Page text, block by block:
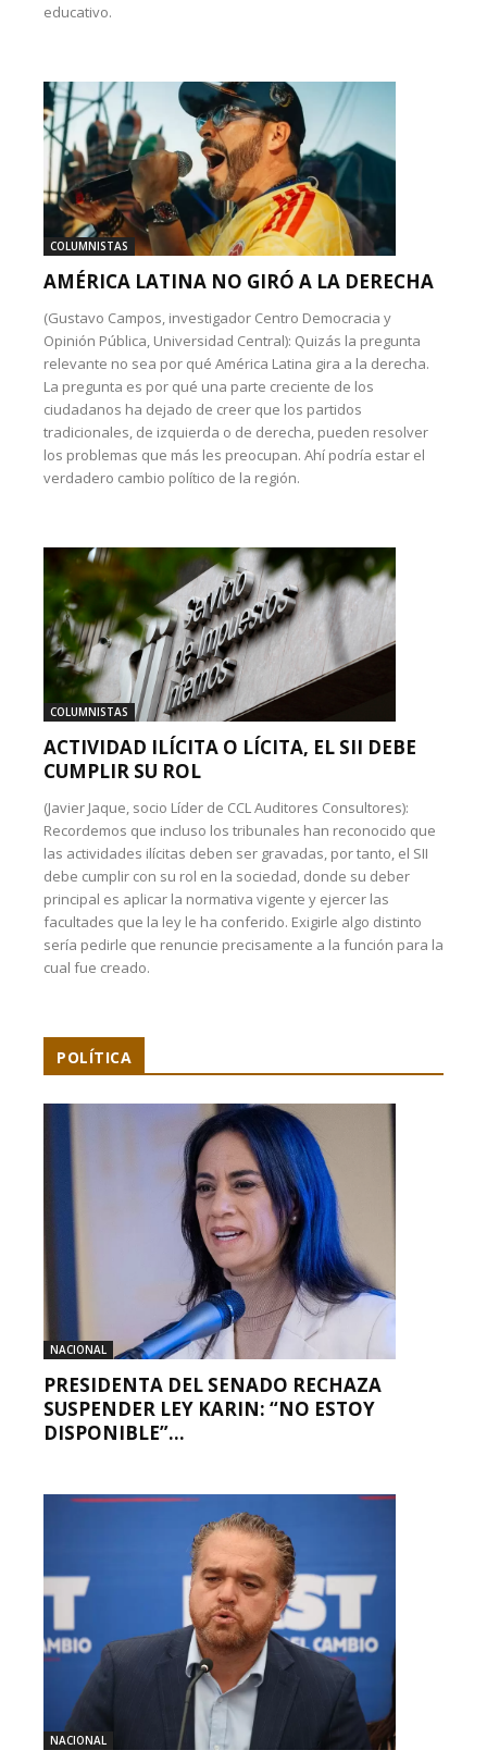
educativo.
COLUMNISTAS
AMÉRICA LATINA NO GIRÓ A LA DERECHA
(Gustavo Campos, investigador Centro Democracia y
Opinión Pública, Universidad Central): Quizás la pregunta
relevante no sea por qué América Latina gira a la derecha.
La pregunta es por qué una parte creciente de los
ciudadanos ha dejado de creer que los partidos
tradicionales, de izquierda o de derecha, pueden resolver
los problemas que más les preocupan. Ahí podría estar el
verdadero cambio político de la región.
COLUMNISTAS
ACTIVIDAD ILÍCITA O LÍCITA, EL SII DEBE
CUMPLIR SU ROL
(Javier Jaque, socio Líder de CCL Auditores Consultores):
Recordemos que incluso los tribunales han reconocido que
las actividades ilícitas deben ser gravadas, por tanto, el SII
debe cumplir con su rol en la sociedad, donde su deber
principal es aplicar la normativa vigente y ejercer las
facultades que la ley le ha conferido. Exigirle algo distinto
sería pedirle que renuncie precisamente a la función para la
cual fue creado.
POLÍTICA
NACIONAL
PRESIDENTA DEL SENADO RECHAZA
SUSPENDER LEY KARIN: “NO ESTOY
DISPONIBLE”...
NACIONAL